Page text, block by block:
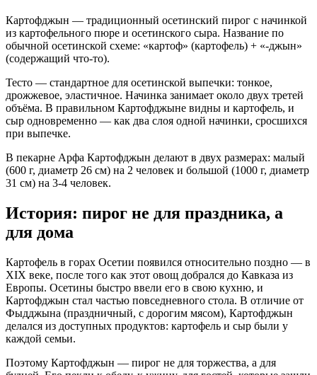
Картофджын — традиционный осетинский пирог с начинкой
из картофельного пюре и осетинского сыра. Название по
обычной осетинской схеме: «картоф» (картофель) + «-джын»
(содержащий что-то).
Тесто — стандартное для осетинской выпечки: тонкое,
дрожжевое, эластичное. Начинка занимает около двух третей
объёма. В правильном Картофджыне видны и картофель, и
сыр одновременно — как два слоя одной начинки, сросшихся
при выпечке.
В пекарне Арфа Картофджын делают в двух размерах: малый
(600 г, диаметр 26 см) на 2 человек и большой (1000 г, диаметр
31 см) на 3-4 человек.
История: пирог не для праздника, а
для дома
Картофель в горах Осетии появился относительно поздно — в
XIX веке, после того как этот овощ добрался до Кавказа из
Европы. Осетины быстро ввели его в свою кухню, и
Картофджын стал частью повседневного стола. В отличие от
Фыдджына (праздничный, с дорогим мясом), Картофджын
делался из доступных продуктов: картофель и сыр были у
каждой семьи.
Поэтому Картофджын — пирог не для торжества, а для